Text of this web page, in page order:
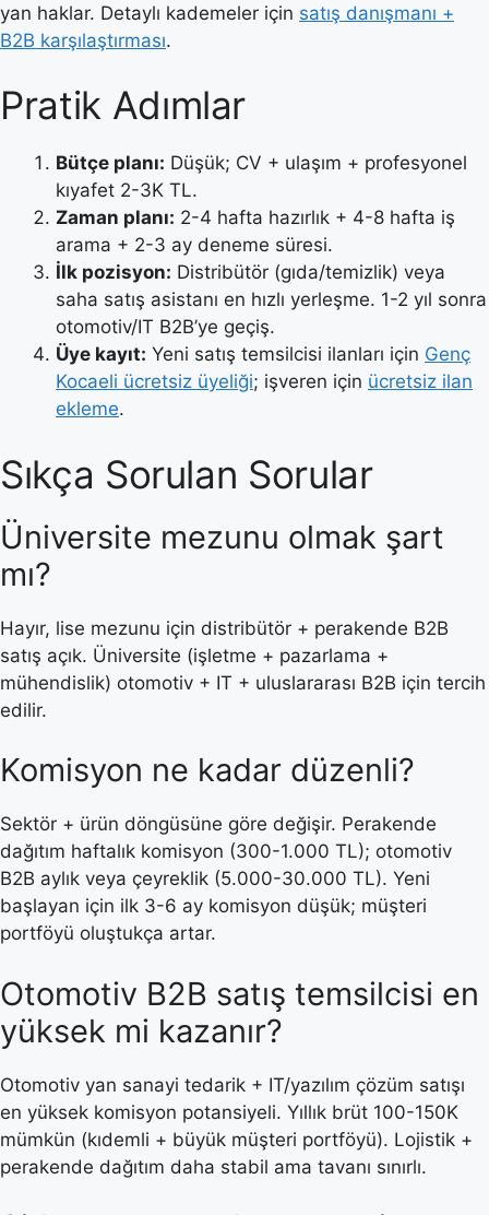
yan haklar. Detaylı kademeler için satış danışmanı +
B2B karşılaştırması.
Pratik Adımlar
Bütçe planı: Düşük; CV + ulaşım + profesyonel
kıyafet 2-3K TL.
Zaman planı: 2-4 hafta hazırlık + 4-8 hafta iş
arama + 2-3 ay deneme süresi.
İlk pozisyon: Distribütör (gıda/temizlik) veya
saha satış asistanı en hızlı yerleşme. 1-2 yıl sonra
otomotiv/IT B2B’ye geçiş.
Üye kayıt: Yeni satış temsilcisi ilanları için Genç
Kocaeli ücretsiz üyeliği; işveren için ücretsiz ilan
ekleme.
Sıkça Sorulan Sorular
Üniversite mezunu olmak şart
mı?
Hayır, lise mezunu için distribütör + perakende B2B
satış açık. Üniversite (işletme + pazarlama +
mühendislik) otomotiv + IT + uluslararası B2B için tercih
edilir.
Komisyon ne kadar düzenli?
Sektör + ürün döngüsüne göre değişir. Perakende
dağıtım haftalık komisyon (300-1.000 TL); otomotiv
B2B aylık veya çeyreklik (5.000-30.000 TL). Yeni
başlayan için ilk 3-6 ay komisyon düşük; müşteri
portföyü oluştukça artar.
Otomotiv B2B satış temsilcisi en
yüksek mi kazanır?
Otomotiv yan sanayi tedarik + IT/yazılım çözüm satışı
en yüksek komisyon potansiyeli. Yıllık brüt 100-150K
mümkün (kıdemli + büyük müşteri portföyü). Lojistik +
perakende dağıtım daha stabil ama tavanı sınırlı.